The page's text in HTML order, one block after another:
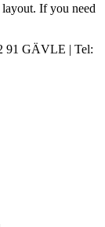
If you need
91 GÄVLE | Tel: